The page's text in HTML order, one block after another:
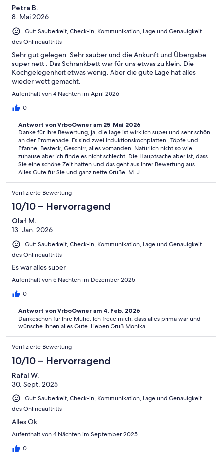
Petra B.
8. Mai 2026
Gut: Sauberkeit, Check-in, Kommunikation, Lage und Genauigkeit
des Onlineauftritts
Sehr gut gelegen. Sehr sauber und die Ankunft und Übergabe
super nett . Das Schrankbett war für uns etwas zu klein. Die
Kochgelegenheit etwas wenig. Aber die gute Lage hat alles
wieder wett gemacht.
Aufenthalt von 4 Nächten im April 2026
0
Antwort von VrboOwner am 25. Mai 2026
Danke für Ihre Bewertung, ja, die Lage ist wirklich super und sehr schön
an der Promenade. Es sind zwei Induktionskochplatten , Töpfe und
Pfanne, Besteck, Geschirr, alles vorhanden. Natürlich nicht so wie
zuhause aber ich finde es nicht schlecht. Die Hauptsache aber ist, dass
Sie eine schöne Zeit hatten und das geht aus Ihrer Bewertung aus.
Alles Gute für Sie und ganz nette Grüße. M. J.
Verifizierte Bewertung
10/10 – Hervorragend
Olaf M.
13. Jan. 2026
Gut: Sauberkeit, Check-in, Kommunikation, Lage und Genauigkeit
des Onlineauftritts
Es war alles super
Aufenthalt von 5 Nächten im Dezember 2025
0
Antwort von VrboOwner am 4. Feb. 2026
Dankeschön für Ihre Mühe. Ich freue mich, dass alles prima war und
wünsche Ihnen alles Gute. Lieben Gruß Monika
Verifizierte Bewertung
10/10 – Hervorragend
Rafal W.
30. Sept. 2025
Gut: Sauberkeit, Check-in, Kommunikation, Lage und Genauigkeit
des Onlineauftritts
Alles Ok
Aufenthalt von 4 Nächten im September 2025
0